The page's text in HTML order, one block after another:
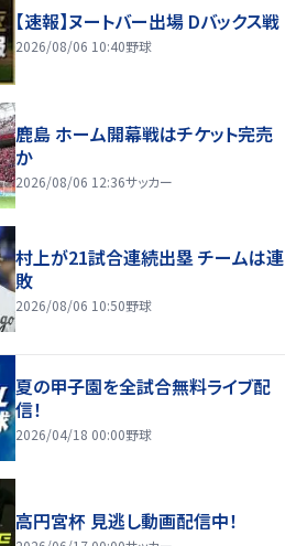
【速報】ヌートバー出場 Dバックス戦
2026/08/06 10:40野球
鹿島 ホーム開幕戦はチケット完売
か
2026/08/06 12:36サッカー
村上が21試合連続出塁 チームは連
敗
2026/08/06 10:50野球
夏の甲子園を全試合無料ライブ配
信！
2026/04/18 00:00野球
高円宮杯 見逃し動画配信中！